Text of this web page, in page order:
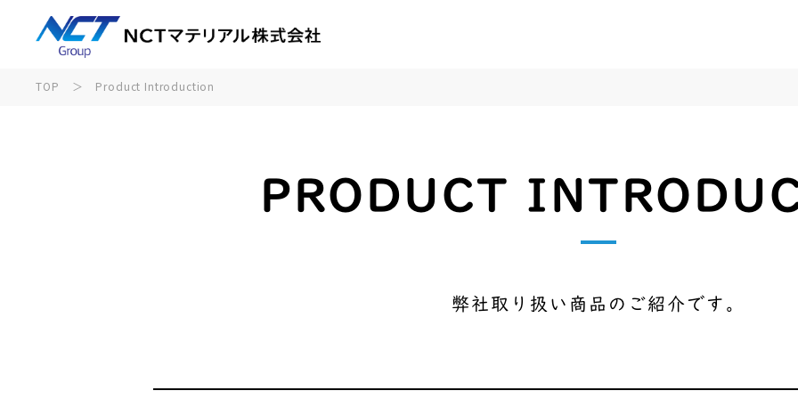
TOP ＞ Product Introduction
PRODUCT
弊社取り扱い商品のご紹介です。